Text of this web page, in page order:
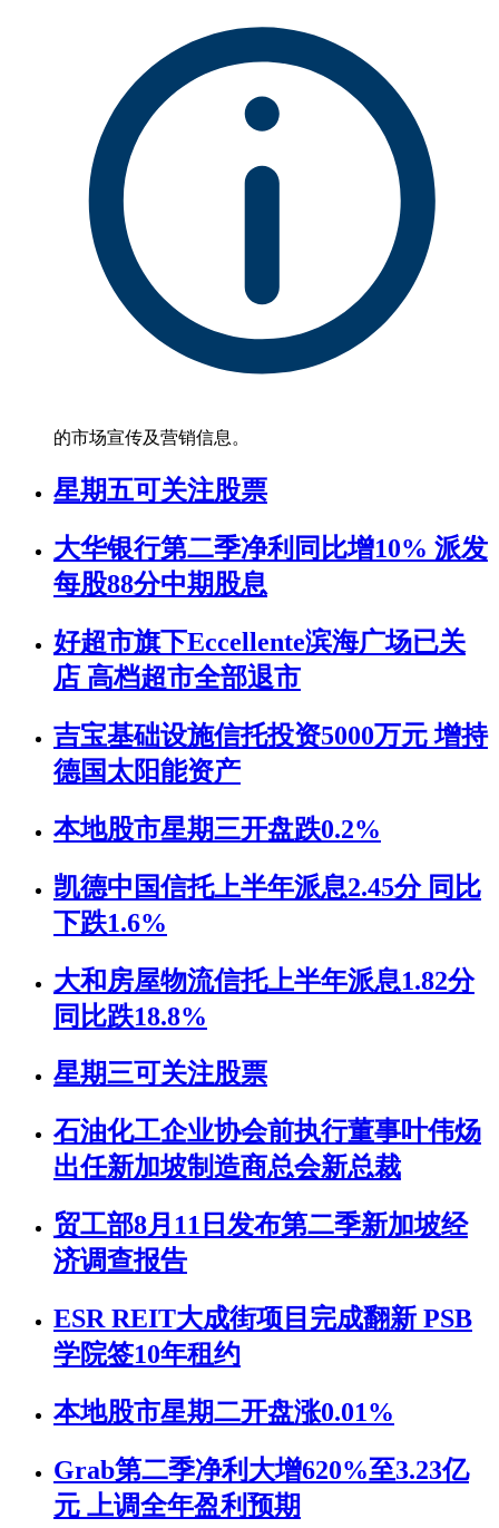
的市场宣传及营销信息。
星期五可关注股票
大华银行第二季净利同比增10% 派发
每股88分中期股息
好超市旗下Eccellente滨海广场已关
店 高档超市全部退市
吉宝基础设施信托投资5000万元 增持
德国太阳能资产
本地股市星期三开盘跌0.2%
凯德中国信托上半年派息2.45分 同比
下跌1.6%
大和房屋物流信托上半年派息1.82分
同比跌18.8%
星期三可关注股票
石油化工企业协会前执行董事叶伟炀
出任新加坡制造商总会新总裁
贸工部8月11日发布第二季新加坡经
济调查报告
ESR REIT大成街项目完成翻新 PSB
学院签10年租约
本地股市星期二开盘涨0.01%
Grab第二季净利大增620%至3.23亿
元 上调全年盈利预期